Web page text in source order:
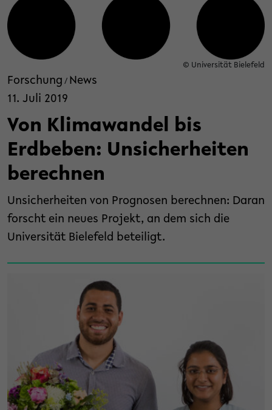
© Universität Bielefeld
Forschung / News
11. Juli 2019
Von Klimawandel bis
Erdbeben: Unsicherheiten
berechnen
Unsicherheiten von Prognosen berechnen: Daran
forscht ein neues Projekt, an dem sich die
Universität Bielefeld beteiligt.